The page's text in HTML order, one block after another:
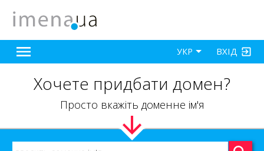
ВХІД
УКР
Хочете придбати домен?
Просто вкажіть доменне ім'я